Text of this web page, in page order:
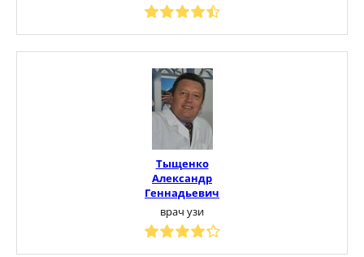
Тыщенко
Александр
Геннадьевич
врач узи